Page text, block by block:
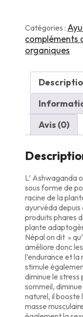
)
Catégories :
compléments
organiques
Avis (0)
L’ Ashwaganda
sous forme de
racine de la
ayurvéda
produits phares
plante
Népal on dit »
améliore donc
l’endurance et
stimule
diminue le
sommeil,
naturel, il booste
masse